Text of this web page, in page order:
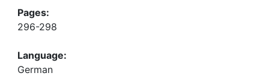
Pages:
296-298
Language:
German